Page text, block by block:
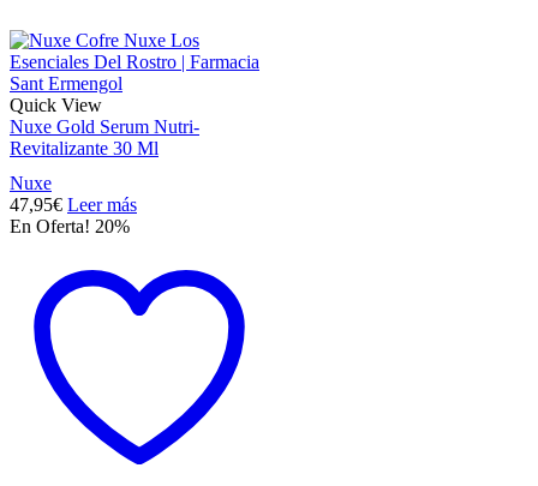
Quick View
Nuxe Gold Serum Nutri-
Revitalizante 30 Ml
Nuxe
47,95€ Leer más
En Oferta! 20%